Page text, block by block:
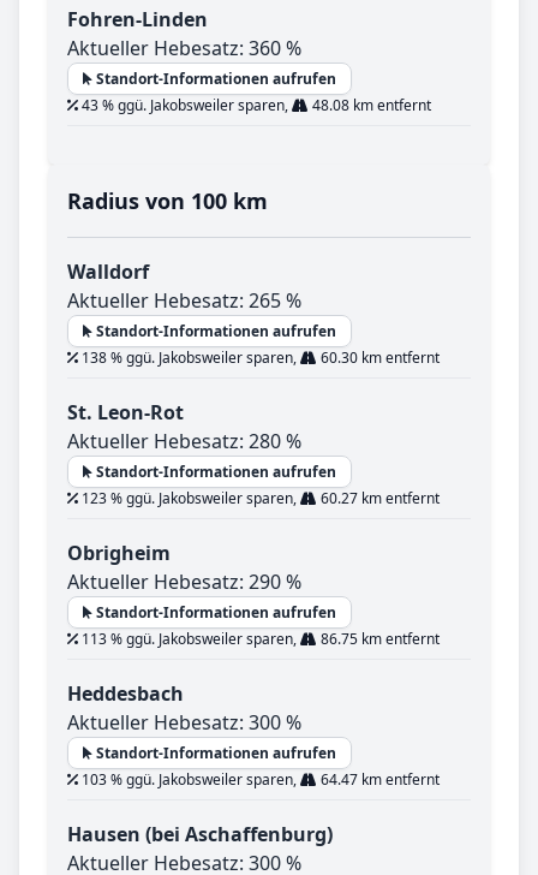
Fohren-Linden
Aktueller Hebesatz: 360 %
Standort-Informationen aufrufen
43 % ggü. Jakobsweiler sparen,
48.08 km entfernt
Radius von 100 km
Walldorf
Aktueller Hebesatz: 265 %
Standort-Informationen aufrufen
138 % ggü. Jakobsweiler sparen,
60.30 km entfernt
St. Leon-Rot
Aktueller Hebesatz: 280 %
Standort-Informationen aufrufen
123 % ggü. Jakobsweiler sparen,
60.27 km entfernt
Obrigheim
Aktueller Hebesatz: 290 %
Standort-Informationen aufrufen
113 % ggü. Jakobsweiler sparen,
86.75 km entfernt
Heddesbach
Aktueller Hebesatz: 300 %
Standort-Informationen aufrufen
103 % ggü. Jakobsweiler sparen,
64.47 km entfernt
Hausen (bei Aschaffenburg)
Aktueller Hebesatz: 300 %